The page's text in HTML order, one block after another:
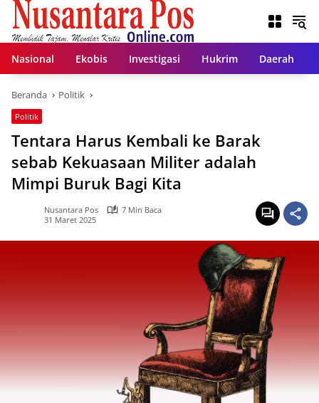
Langsung
konten
Nasional
Ekobis Investigasi Hukrim Daerah
Beranda Politik
Politik
Tentara Harus Kembali ke Barak
sebab Kekuasaan Militer adalah
Mimpi Buruk Bagi Kita
Nusantara Pos
7 Min Baca
31 Maret 2025